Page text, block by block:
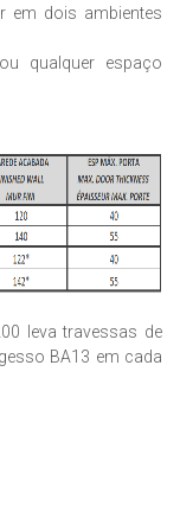
em dois ambientes
qualquer espaço
leva travessas de
BA13 em cada